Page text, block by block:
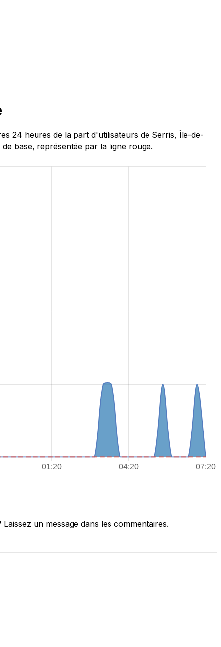
24 heures de la part d'utilisateurs de Serris, Île-de-
base, représentée par la ligne rouge.
Laissez un message dans les commentaires.